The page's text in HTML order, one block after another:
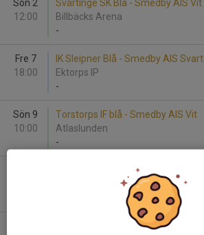
Sön 2
12:00
Svärtinge SK Blå - Smedby AIS Vit
Billbäcks Arena
-
Fre 7
18:00
IK Sleipner Blå - Smedby AIS Svart
Ektorps IP
-
Sön 9
10:00
Torstorps IF blå - Smedby AIS Vit
Atlaslunden
-
Smedby AIS Gul - Torstorps IF svart
PreZero Arena - D
Smedby AIS Vit - Lindö FF Gul